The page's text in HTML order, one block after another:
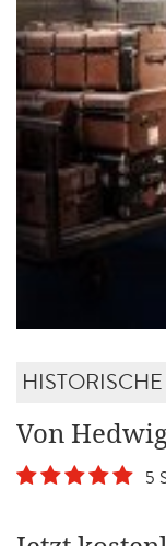
Von
5